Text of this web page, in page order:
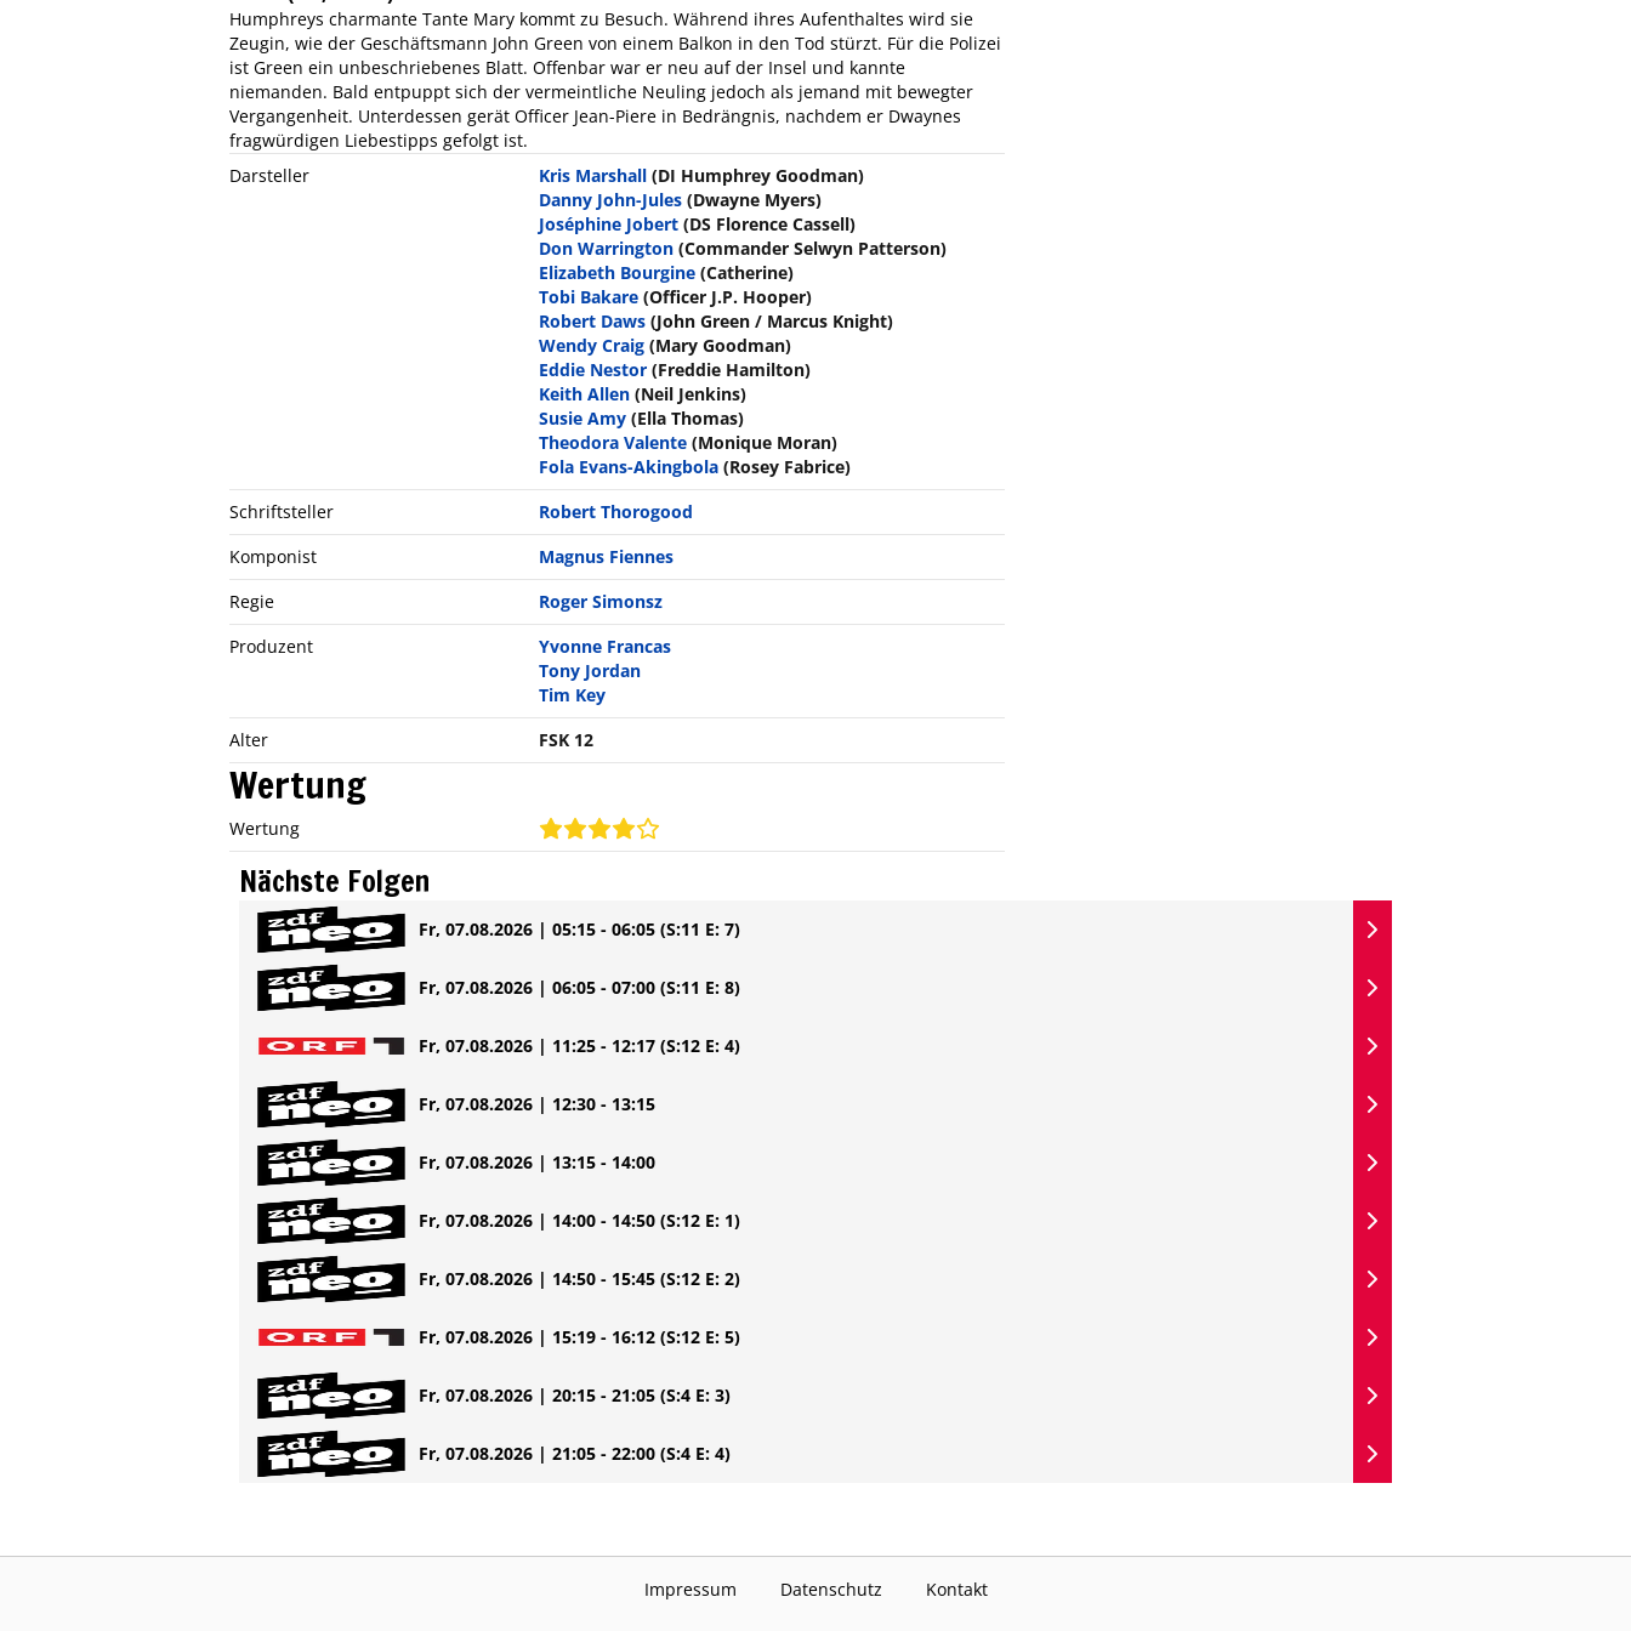
Humphreys charmante Tante Mary kommt zu Besuch. Während ihres Aufenthaltes wird sie
Zeugin, wie der Geschäftsmann John Green von einem Balkon in den Tod stürzt. Für die Polizei
ist Green ein unbeschriebenes Blatt. Offenbar war er neu auf der Insel und kannte
niemanden. Bald entpuppt sich der vermeintliche Neuling jedoch als jemand mit bewegter
Vergangenheit. Unterdessen gerät Officer Jean-Piere in Bedrängnis, nachdem er Dwaynes
fragwürdigen Liebestipps gefolgt ist.
Darsteller
Kris Marshall (DI Humphrey Goodman)
Danny John-Jules (Dwayne Myers)
Joséphine Jobert (DS Florence Cassell)
Don Warrington (Commander Selwyn Patterson)
Elizabeth Bourgine (Catherine)
Tobi Bakare (Officer J.P. Hooper)
Robert Daws (John Green / Marcus Knight)
Wendy Craig (Mary Goodman)
Eddie Nestor (Freddie Hamilton)
Keith Allen (Neil Jenkins)
Susie Amy (Ella Thomas)
Theodora Valente (Monique Moran)
Fola Evans-Akingbola (Rosey Fabrice)
Schriftsteller
Robert Thorogood
Komponist
Magnus Fiennes
Regie
Roger Simonsz
Produzent
Yvonne Francas
Tony Jordan
Tim Key
Alter
FSK 12
Wertung
Wertung
Nächste Folgen
Fr, 07.08.2026 | 05:15 - 06:05 (S:11 E: 7)
Fr, 07.08.2026 | 06:05 - 07:00 (S:11 E: 8)
Fr, 07.08.2026 | 11:25 - 12:17 (S:12 E: 4)
Fr, 07.08.2026 | 12:30 - 13:15
Fr, 07.08.2026 | 13:15 - 14:00
Fr, 07.08.2026 | 14:00 - 14:50 (S:12 E: 1)
Fr, 07.08.2026 | 14:50 - 15:45 (S:12 E: 2)
Fr, 07.08.2026 | 15:19 - 16:12 (S:12 E: 5)
Fr, 07.08.2026 | 20:15 - 21:05 (S:4 E: 3)
Fr, 07.08.2026 | 21:05 - 22:00 (S:4 E: 4)
Impressum Datenschutz Kontakt